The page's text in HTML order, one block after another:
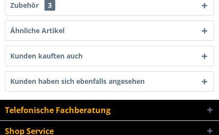
Zubehör 3
Ähnliche Artikel
Kunden kauften auch
Kunden haben sich ebenfalls angesehen
Telefonische Fachberatung
Shop Service